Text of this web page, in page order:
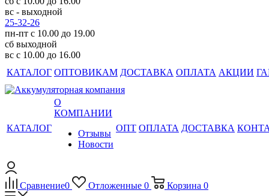
вс - выходной
25-32-26
пн-пт с 10.00 до 19.00
сб выходной
вс с 10.00 до 16.00
КАТАЛОГ ОПТОВИКАМ ДОСТАВКА ОПЛАТА АКЦИИ
КАТАЛОГ
О
КОМПАНИИ
Отзывы
Новости
ОПТ ОПЛАТА ДОСТАВКА
Сравнение0 Отложенные 0 Корзина 0